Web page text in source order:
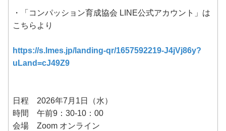
・「コンパッション育成協会 LINE公式アカウント」は
こちらより
https://s.lmes.jp/landing-qr/1657592219-J4jVj86y?
uLand=cJ49Z9
日程 2026年7月1日（水）
時間 午前9：30-10：00
会場 Zoom オンライン